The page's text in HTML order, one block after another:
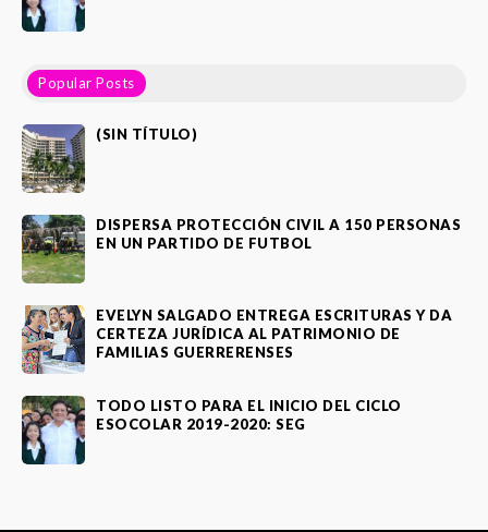
Popular Posts
(SIN TÍTULO)
DISPERSA PROTECCIÓN CIVIL A 150 PERSONAS
EN UN PARTIDO DE FUTBOL
EVELYN SALGADO ENTREGA ESCRITURAS Y DA
CERTEZA JURÍDICA AL PATRIMONIO DE
FAMILIAS GUERRERENSES
TODO LISTO PARA EL INICIO DEL CICLO
ESOCOLAR 2019-2020: SEG